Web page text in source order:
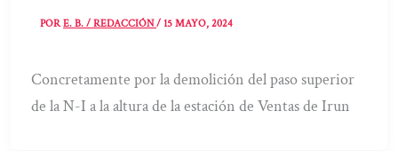
PORE. B. / REDACCIÓN/15 MAYO, 2024
Concretamente por la demolición del paso superior
de la N-I a la altura de la estación de Ventas de Irun